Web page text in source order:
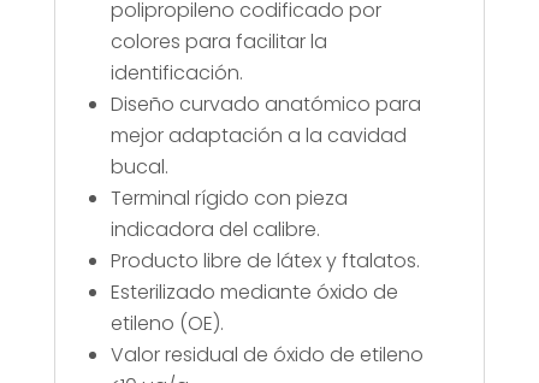
polipropileno codificado por
colores para facilitar la
identificación.
Diseño curvado anatómico para
mejor adaptación a la cavidad
bucal.
Terminal rígido con pieza
indicadora del calibre.
Producto libre de látex y ftalatos.
Esterilizado mediante óxido de
etileno (OE).
Valor residual de óxido de etileno